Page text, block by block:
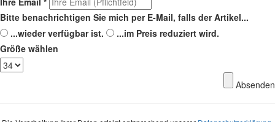
Bitte benachrichtigen Sie mich per E-Mail, falls der Artikel...
...wieder verfügbar ist.
...im Preis reduziert wird.
Größe wählen
Absenden